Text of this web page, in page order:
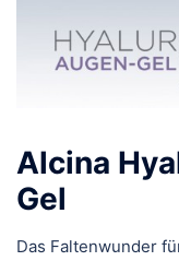
Alcina
Gel
Das Faltenwunder